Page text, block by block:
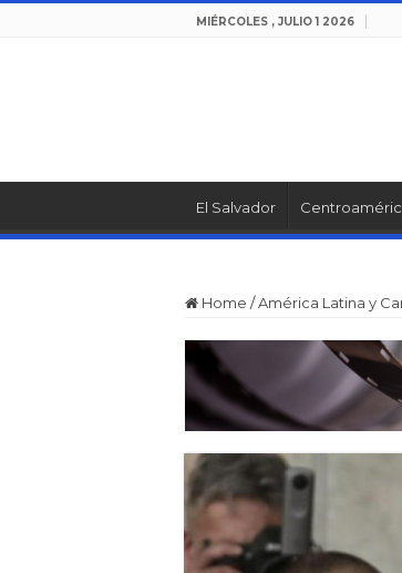
MIÉRCOLES , JULIO 1 2026
El Salvador
Home /América Latina y